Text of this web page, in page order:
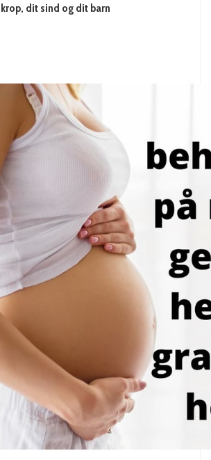
krop, dit sind og dit barn